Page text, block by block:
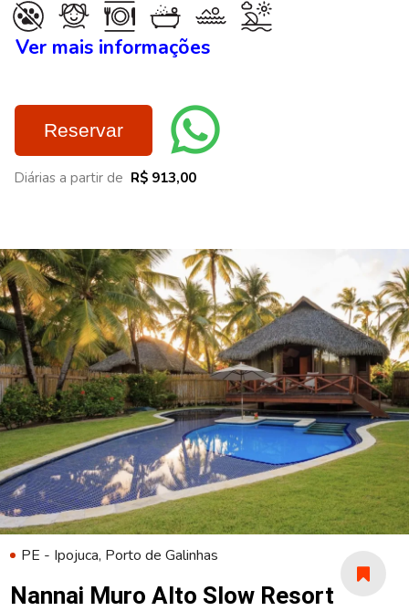
Ver mais informações
Reservar
Diárias a partir de R$ 913,00
PE - Ipojuca, Porto de Galinhas
Nannai Muro Alto Slow Resort